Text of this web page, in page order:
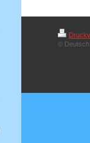
© Deutsch